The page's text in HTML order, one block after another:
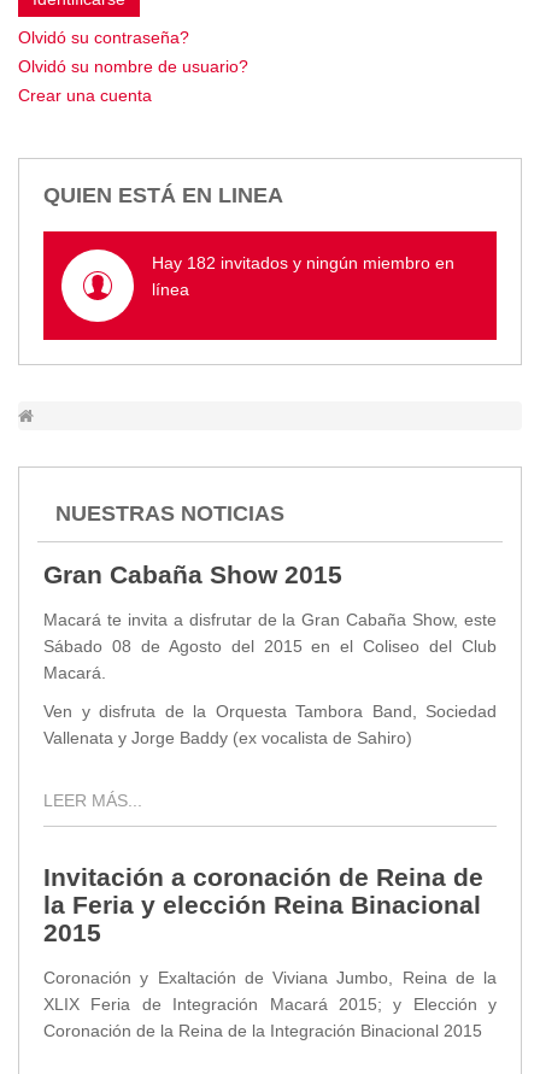
Olvidó su contraseña?
Olvidó su nombre de usuario?
Crear una cuenta
QUIEN ESTÁ EN LINEA
Hay 182 invitados y ningún miembro en
línea
NUESTRAS NOTICIAS
Gran Cabaña Show 2015
Macará te invita a disfrutar de la Gran Cabaña Show, este
Sábado 08 de Agosto del 2015 en el Coliseo del Club
Macará.
Ven y disfruta de la Orquesta Tambora Band, Sociedad
Vallenata y Jorge Baddy (ex vocalista de Sahiro)
LEER MÁS...
Invitación a coronación de Reina de
la Feria y elección Reina Binacional
2015
Coronación y Exaltación de Viviana Jumbo, Reina de la
XLIX Feria de Integración Macará 2015; y Elección y
Coronación de la Reina de la Integración Binacional 2015
Empresa Pública de Vivienda
Biblioteca
P.A.C. - P.O.A.
Ordenanzas/Resoluciones
Cumplimiento LOTAIP
Concurso de Méritos
Concursos 2016
Servicio